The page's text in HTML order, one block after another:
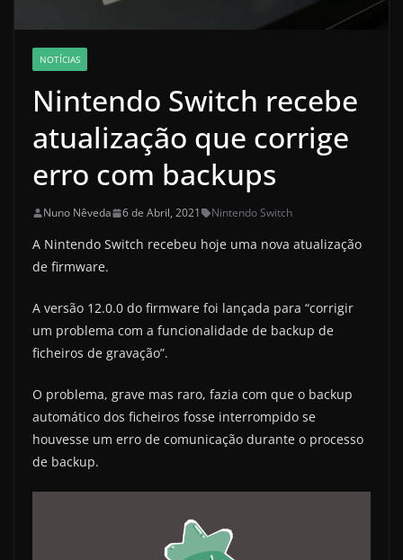
NOTÍCIAS
Nintendo Switch recebe
atualização que corrige
erro com backups
Nuno Nêveda 6 de Abril, 2021 Nintendo Switch
A Nintendo Switch recebeu hoje uma nova atualização
de firmware.
A versão 12.0.0 do firmware foi lançada para “corrigir
um problema com a funcionalidade de backup de
ficheiros de gravação”.
O problema, grave mas raro, fazia com que o backup
automático dos ficheiros fosse interrompido se
houvesse um erro de comunicação durante o processo
de backup.